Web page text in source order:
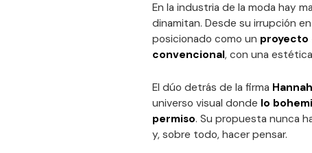
En la industria de la moda hay
dinamitan. Desde su irrupción
posicionado como un proyecto
convencional, con una
El dúo detrás de la firma
universo visual donde lo
permiso. Su propuesta nunca
y, sobre todo, hacer pensar.